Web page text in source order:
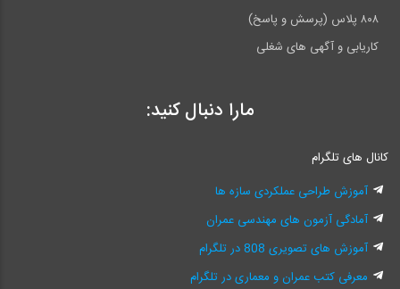
۸۰۸ پلاس (پرسش و پاسخ)
کاریابی و آگهی های شغلی
مارا دنبال کنید:
کانال های تلگرام
آموزش طراحی عملکردی سازه ها
آمادگی آزمون های مهندسی عمران
آموزش های تصویری 808 در تلگرام
معرفی کتب عمران و معماری در تلگرام